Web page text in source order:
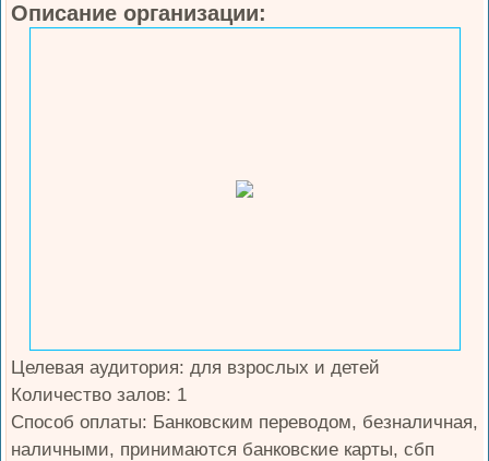
Описание организации:
Целевая аудитория: для взрослых и детей
Количество залов: 1
Способ оплаты: Банковским переводом, безналичная,
наличными, принимаются банковские карты, сбп